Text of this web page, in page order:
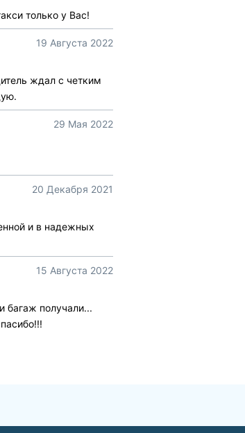
только у Вас!
19 Августа 2022
ждал с четким
29 Мая 2022
20 Декабря 2021
и в надежных
15 Августа 2022
багаж получали...